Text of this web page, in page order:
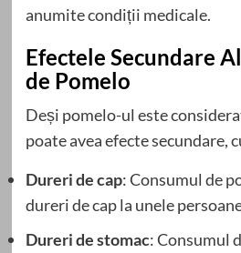
anumite condiții medicale.
Efectele Secundare
de Pomelo
Deși pomelo-ul este
poate avea efecte secundare,
Dureri de cap: Consumul de
dureri de cap la unele
Dureri de stomac: Consumul